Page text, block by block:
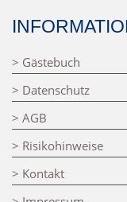
> Gästebuch
> Datenschutz
> AGB
> Risikohinweise
> Kontakt